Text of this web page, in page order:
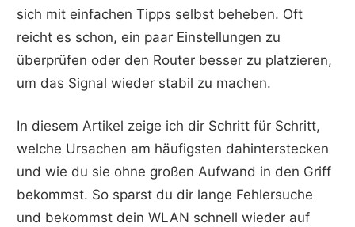
sich mit einfachen Tipps selbst beheben. Oft
reicht es schon, ein paar Einstellungen zu
überprüfen oder den Router besser zu platzieren,
um das Signal wieder stabil zu machen.
In diesem Artikel zeige ich dir Schritt für Schritt,
welche Ursachen am häufigsten dahinterstecken
und wie du sie ohne großen Aufwand in den Griff
bekommst. So sparst du dir lange Fehlersuche
und bekommst dein WLAN schnell wieder auf